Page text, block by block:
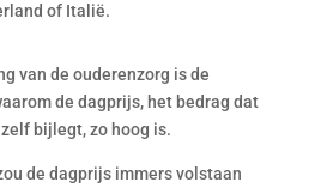
of Italië.
van de ouderenzorg is de
de dagprijs, het bedrag dat
bijlegt, zo hoog is.
de dagprijs immers volstaan